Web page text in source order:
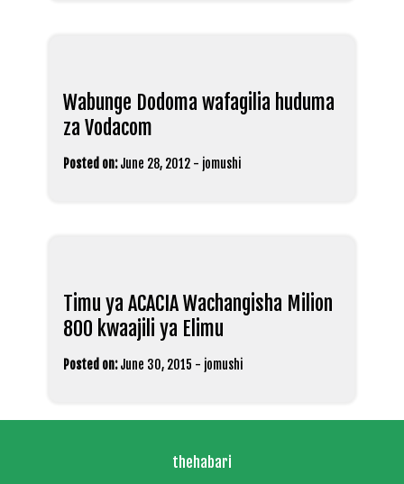
Wabunge Dodoma wafagilia huduma
za Vodacom
Posted on: June 28, 2012 - jomushi
Timu ya ACACIA Wachangisha Milion
800 kwaajili ya Elimu
Posted on: June 30, 2015 - jomushi
thehabari